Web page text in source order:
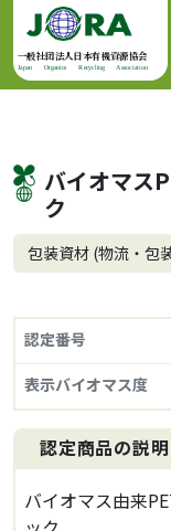
コンテンツへスキップ
メインナビゲ
一般社団法人日本有機資源協会
Japan Organics Recycling Association
バイオマス
ク
包装資材 (物流・包
認定番号
表示バイオマス度
認定商品の説明
バイオマス由来